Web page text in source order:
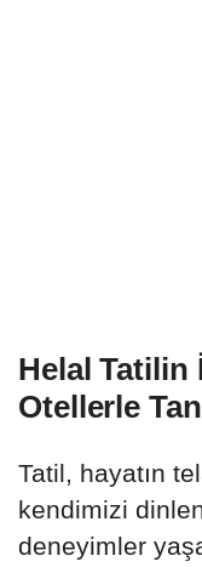
Helal
Otellerle
Tatil, hayatın
kendimizi
deneyimler